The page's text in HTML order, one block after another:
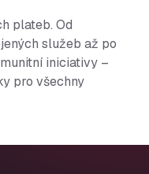
plateb. Od
služeb až po
iniciativy –
pro všechny